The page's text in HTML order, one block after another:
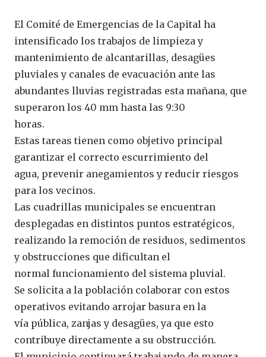
El Comité de Emergencias de la Capital ha
intensificado los trabajos de limpieza y
mantenimiento de alcantarillas, desagües
pluviales y canales de evacuación ante las
abundantes lluvias registradas esta mañana, que
superaron los 40 mm hasta las 9:30
horas.
Estas tareas tienen como objetivo principal
garantizar el correcto escurrimiento del
agua, prevenir anegamientos y reducir riesgos
para los vecinos.
Las cuadrillas municipales se encuentran
desplegadas en distintos puntos estratégicos,
realizando la remoción de residuos, sedimentos
y obstrucciones que dificultan el
normal funcionamiento del sistema pluvial.
Se solicita a la población colaborar con estos
operativos evitando arrojar basura en la
vía pública, zanjas y desagües, ya que esto
contribuye directamente a su obstrucción.